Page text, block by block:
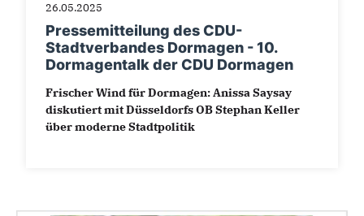
26.05.2025
Pressemitteilung des CDU-
Stadtverbandes Dormagen - 10.
Dormagentalk der CDU Dormagen
Frischer Wind für Dormagen: Anissa Saysay
diskutiert mit Düsseldorfs OB Stephan Keller
über moderne Stadtpolitik